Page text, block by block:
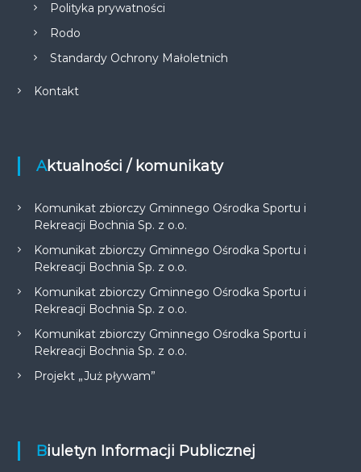
Polityka prywatności
Rodo
Standardy Ochrony Małoletnich
Kontakt
Aktualności / komunikaty
Komunikat zbiorczy Gminnego Ośrodka Sportu i
Rekreacji Bochnia Sp. z o.o.
Komunikat zbiorczy Gminnego Ośrodka Sportu i
Rekreacji Bochnia Sp. z o.o.
Komunikat zbiorczy Gminnego Ośrodka Sportu i
Rekreacji Bochnia Sp. z o.o.
Komunikat zbiorczy Gminnego Ośrodka Sportu i
Rekreacji Bochnia Sp. z o.o.
Projekt „Już pływam”
Biuletyn Informacji Publicznej